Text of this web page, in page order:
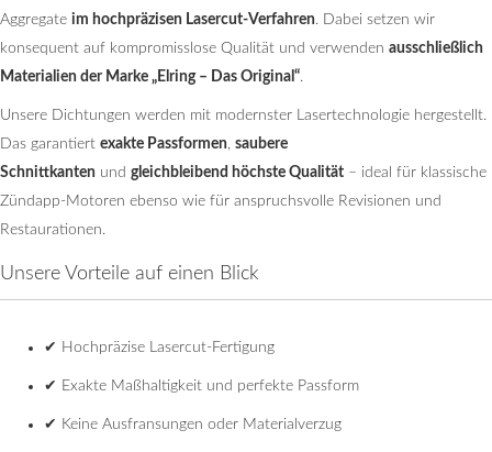
Aggregate im hochpräzisen Lasercut-Verfahren. Dabei setzen wir
konsequent auf kompromisslose Qualität und verwenden ausschließlich
Materialien der Marke „Elring – Das Original“.
Unsere Dichtungen werden mit modernster Lasertechnologie hergestellt.
Das garantiert exakte Passformen saubere
Schnittkanten und gleichbleibend höchste Qualität – ideal für klassische
Zündapp-Motoren ebenso wie für anspruchsvolle Revisionen und
Restaurationen.
Unsere Vorteile auf einen Blick
✔ Hochpräzise Lasercut-Fertigung
✔ Exakte Maßhaltigkeit und perfekte Passform
✔ Keine Ausfransungen oder Materialverzug